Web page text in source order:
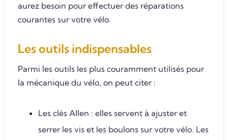
aurez besoin pour effectuer des réparations
courantes sur votre vélo.
Les outils indispensables
Parmi les outils les plus couramment utilisés pour
la mécanique du vélo, on peut citer :
Les clés Allen : elles servent à ajuster et
serrer les vis et les boulons sur votre vélo. Les